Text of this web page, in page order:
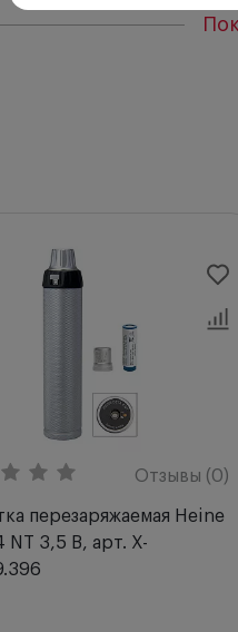
осмотр при малом
Реостат для
зеленый светится
легко
Отзывы (0)
перезаряжаемая Heine
NT 3,5 В, арт. X-